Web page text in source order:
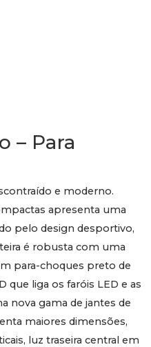
– Para
e moderno.
apresenta uma
pelo design desportivo,
é robusta com uma
para-choques preto de
que liga os faróis LED e as
nova gama de jantes de
maiores dimensões,
luz traseira central em